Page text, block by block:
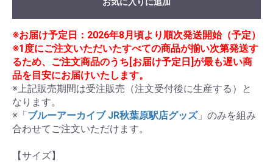
※お届け予定日：2026年8月頃より順次発送開始（予定）
※1度にご注文いただいたすべての商品が揃い次第発送す
るため、ご注文商品のうち[お届け予定日]が最も遅い商
品を目安にお届けいたします。
※上記販売期間は受注販売（注文受付後に生産する）と
なります。
※「ブルーアーカイブ JR秋葉原駅店グッズ」のみを組み
合わせてご注文いただけます。
【サイズ】